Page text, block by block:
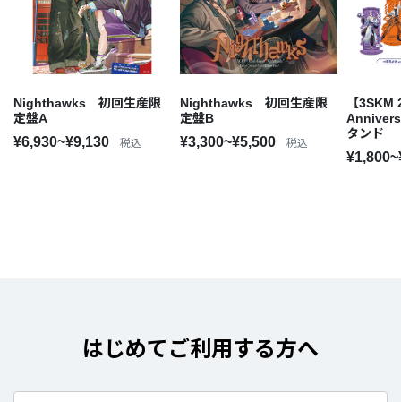
Nighthawks 初回生産限
定盤A
¥6,930~¥9,130 税込
Nighthawks 初回生産限
定盤B
¥3,300~¥5,500 税込
【3SKM
タンド
はじめてご利用する方へ